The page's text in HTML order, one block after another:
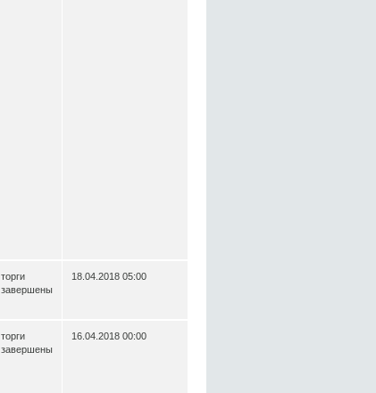
торги
завершены
18.04.2018 05:00
торги
завершены
16.04.2018 00:00